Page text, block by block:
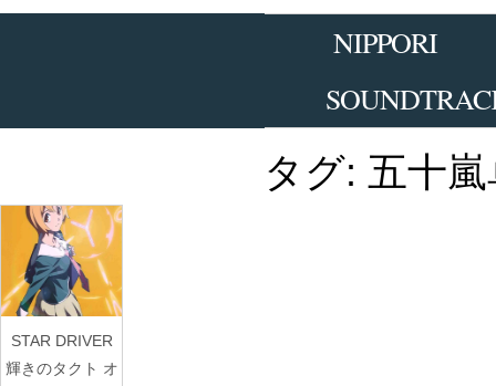
Skip
NIPPORI
タグ: 五十
STAR DRIVER
輝きのタクト オ